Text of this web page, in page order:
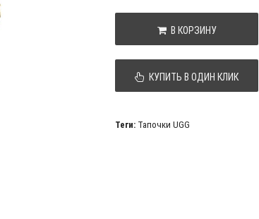
В КОРЗИНУ
КУПИТЬ В ОДИН КЛИК
Теги: Тапочки UGG